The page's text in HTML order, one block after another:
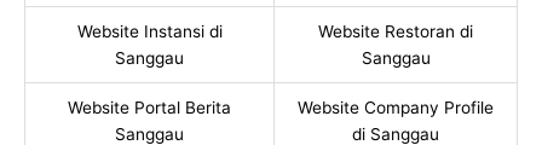
Website Instansi di
Sanggau
Website Restoran di
Sanggau
Website Portal Berita
Sanggau
Website Company Profile
di Sanggau